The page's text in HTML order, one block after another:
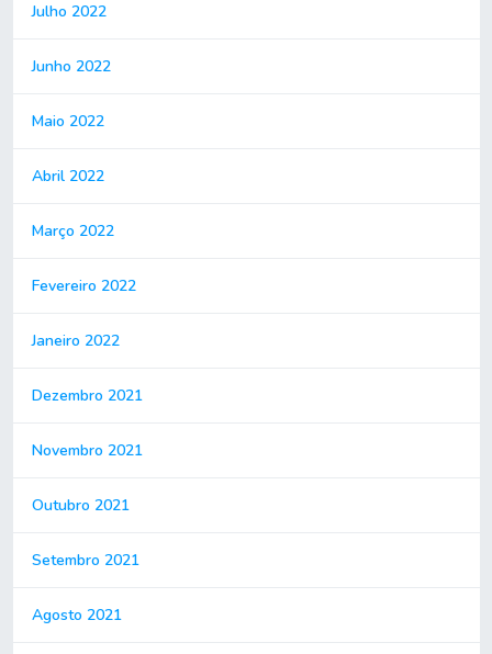
Julho 2022
Junho 2022
Maio 2022
Abril 2022
Março 2022
Fevereiro 2022
Janeiro 2022
Dezembro 2021
Novembro 2021
Outubro 2021
Setembro 2021
Agosto 2021